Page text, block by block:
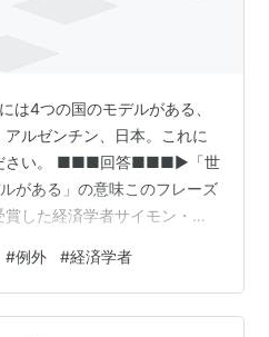
4つの国のモデルがある、
ルゼンチン、日本。これに
ださい。 ■■■回答■■■▶「世
がある」の意味このフレーズ
した経済学者サイモン・ク
ある：先進国、発展途上国、
ある」というものです。こ
、それぞれの国の「例外
#例外 #経済学者